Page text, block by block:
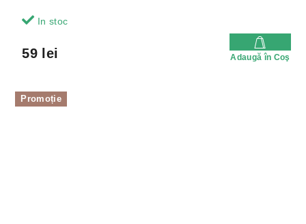
In stoc
59 lei Adaugă în Coş
Promoție